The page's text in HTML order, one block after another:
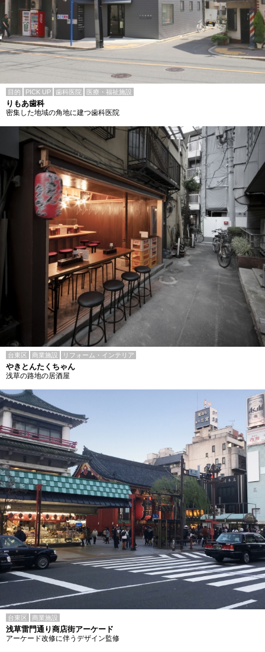
目的 PICK UP 歯科医院 医療・福祉施設
りもあ歯科
密集した地域の角地に建つ歯科医院
台東区 商業施設 リフォーム・インテリア
やきとんたくちゃん
浅草の路地の居酒屋
台東区 商業施設
浅草雷門通り商店街アーケード
アーケード改修に伴うデザイン監修